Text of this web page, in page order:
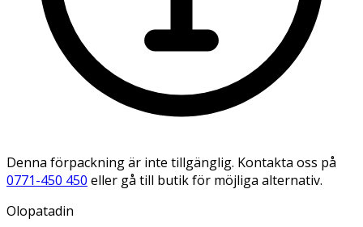
Denna förpackning är inte tillgänglig. Kontakta oss på
0771-450 450 eller gå till butik för möjliga alternativ.
Olopatadin